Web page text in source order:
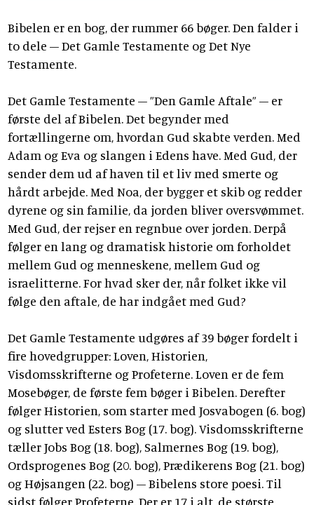
Bibelen er en bog, der rummer 66 bøger. Den falder i
to dele – Det Gamle Testamente og Det Nye
Testamente.
Det Gamle Testamente – ”Den Gamle Aftale” – er
første del af Bibelen. Det begynder med
fortællingerne om, hvordan Gud skabte verden. Med
Adam og Eva og slangen i Edens have. Med Gud, der
sender dem ud af haven til et liv med smerte og
hårdt arbejde. Med Noa, der bygger et skib og redder
dyrene og sin familie, da jorden bliver oversvømmet.
Med Gud, der rejser en regnbue over jorden. Derpå
følger en lang og dramatisk historie om forholdet
mellem Gud og menneskene, mellem Gud og
israelitterne. For hvad sker der, når folket ikke vil
følge den aftale, de har indgået med Gud?
Det Gamle Testamente udgøres af 39 bøger fordelt i
fire hovedgrupper: Loven, Historien,
Visdomsskrifterne og Profeterne. Loven er de fem
Mosebøger, de første fem bøger i Bibelen. Derefter
følger Historien, som starter med Josvabogen (6. bog)
og slutter ved Esters Bog (17. bog). Visdomsskrifterne
tæller Jobs Bog (18. bog), Salmernes Bog (19. bog),
Ordsprogenes Bog (20. bog), Prædikerens Bog (21. bog)
og Højsangen (22. bog) – Bibelens store poesi. Til
sidst følger Profeterne. Der er 17 i alt, de største